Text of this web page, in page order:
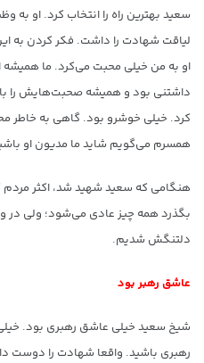
سعید بهترین راه را انتخاب کرد. او
لیاقت شهادت را داشت. فکر کردن به
او به من خیلی محبت می‌کرد. ما همیشه
داشتنی بود و همیشه صحبت‌هایش را با
کرد. خیلی خوشرو بود. گاهی به خاطر
همسرم می‌گویم شاید ما مدیون او
هنگامی که سعید شهید شد، اکثر
بگذرد همه چیز عادی می‌شود؛ ولی در
دلتنگش شدیم.
عاشق رهبر بود
شیخ سعید خیلی عاشق رهبری بود.
رهبری باشید. واقعا شهادت را دوست